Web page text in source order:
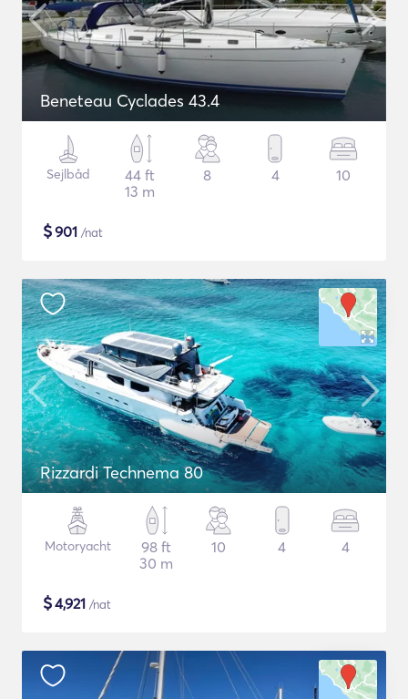
Beneteau Cyclades 43.4
Sejlbåd
44 ft
13 m
8 4 10
$901 /nat
Rizzardi Technema 80
Motoryacht
98 ft
30 m
10 4 4
$4,921 /nat